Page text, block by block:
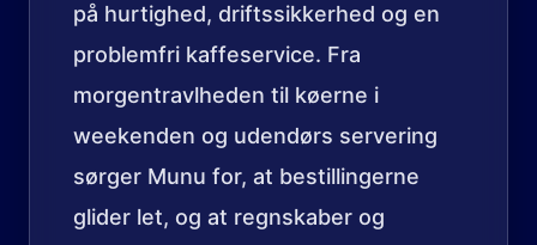
på hurtighed, driftssikkerhed og en
problemfri kaffeservice. Fra
morgentravlheden til køerne i
weekenden og udendørs servering
sørger Munu for, at bestillingerne
glider let, og at regnskaber og